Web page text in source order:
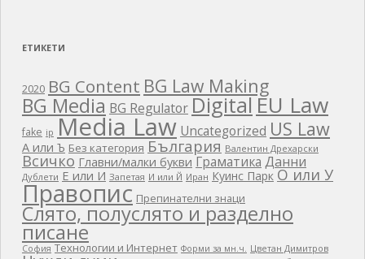
ЕТИКЕТИ
2020 BG Content BG Law Making
BG Media BG RegulatorDigitalEU Law
fake ip Media Law Uncategorized US Law
А или Ъ Без категория България Валентин Дрехарски
Всичко Главни/малки букви Граматика Данни
Дублети Е или И Запетая И или Й Иран Куинс Парк О или У
Правопис Препинателни знаци
Слято, полуслято и разделно
писане
София Технологии и Интернет Форми за мн.ч. Цветан Димитров